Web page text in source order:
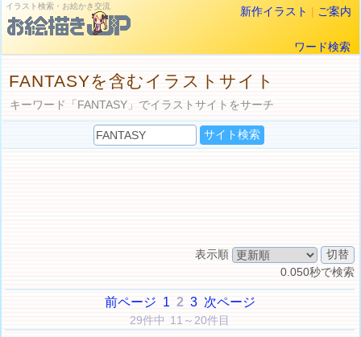
イラスト検索・お絵かき交流 新作イラスト | ご案内
ワード検索
FANTASYを含むイラストサイト
キーワード「FANTASY」でイラストサイトをサーチ
表示順
0.050秒で検索
前ページ 1 2 3 次ページ
29件中 11～20件目